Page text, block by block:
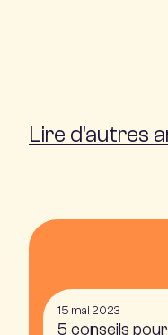
Lire d'autres
15 mai 2023
5 conseils